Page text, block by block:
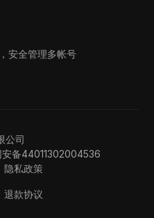
安全管理多帐号
公司
安备44011302004536
隐私政策
退款协议